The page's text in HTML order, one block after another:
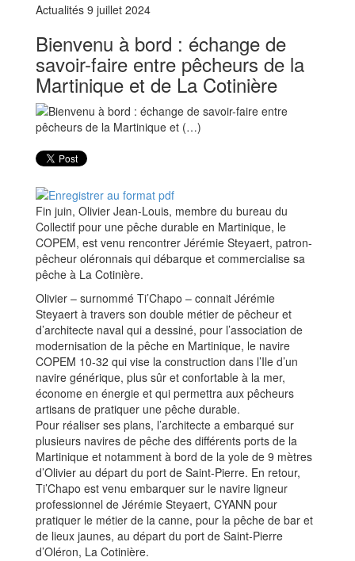
Actualités 9 juillet 2024
Bienvenu à bord : échange de
savoir-faire entre pêcheurs de la
Martinique et de La Cotinière
Fin juin, Olivier Jean-Louis, membre du bureau du
Collectif pour une pêche durable en Martinique, le
COPEM, est venu rencontrer Jérémie Steyaert, patron-
pêcheur oléronnais qui débarque et commercialise sa
pêche à La Cotinière.
Olivier – surnommé Ti’Chapo – connait Jérémie
Steyaert à travers son double métier de pêcheur et
d’architecte naval qui a dessiné, pour l’association de
modernisation de la pêche en Martinique, le navire
COPEM 10-32 qui vise la construction dans l’Ile d’un
navire générique, plus sûr et confortable à la mer,
économe en énergie et qui permettra aux pêcheurs
artisans de pratiquer une pêche durable.
Pour réaliser ses plans, l’architecte a embarqué sur
plusieurs navires de pêche des différents ports de la
Martinique et notamment à bord de la yole de 9 mètres
d’Olivier au départ du port de Saint-Pierre. En retour,
Ti’Chapo est venu embarquer sur le navire ligneur
professionnel de Jérémie Steyaert, CYANN pour
pratiquer le métier de la canne, pour la pêche de bar et
de lieux jaunes, au départ du port de Saint-Pierre
d’Oléron, La Cotinière.